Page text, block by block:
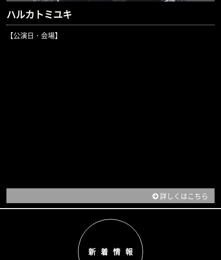
ハルカトミユキ
【公演日・会場】
詳しくはこちら
新着情報